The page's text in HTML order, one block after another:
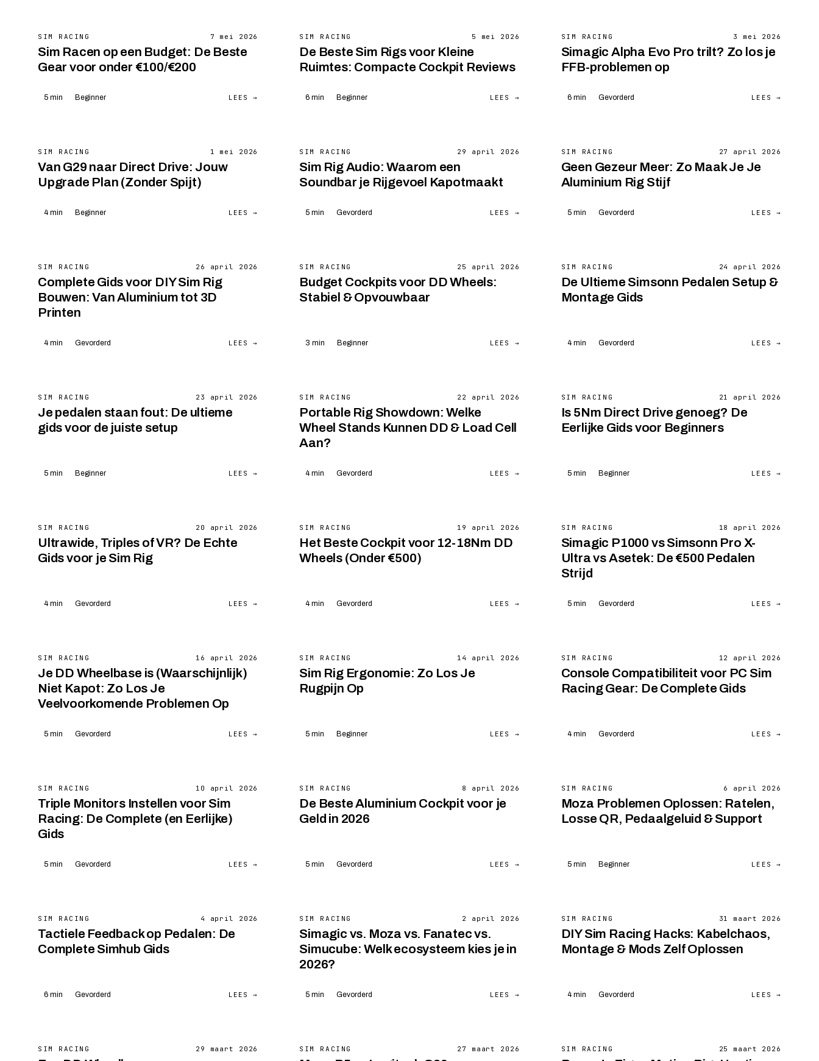
SIM RACING 7 mei 2026
Sim Racen op een Budget: De Beste
Gear voor onder €100/€200
5 min Beginner LEES →
SIM RACING 5 mei 2026
De Beste Sim Rigs voor Kleine
Ruimtes: Compacte Cockpit Reviews
6 min Beginner LEES →
SIM RACING 3 mei 2026
Simagic Alpha Evo Pro trilt? Zo los je
FFB-problemen op
6 min Gevorderd LEES →
SIM RACING 1 mei 2026
Van G29 naar Direct Drive: Jouw
Upgrade Plan (Zonder Spijt)
4 min Beginner LEES →
SIM RACING 29 april 2026
Sim Rig Audio: Waarom een
Soundbar je Rijgevoel Kapotmaakt
5 min Gevorderd LEES →
SIM RACING 27 april 2026
Geen Gezeur Meer: Zo Maak Je Je
Aluminium Rig Stijf
5 min Gevorderd LEES →
SIM RACING 26 april 2026
Complete Gids voor DIY Sim Rig
Bouwen: Van Aluminium tot 3D
Printen
4 min Gevorderd LEES →
SIM RACING 25 april 2026
Budget Cockpits voor DD Wheels:
Stabiel & Opvouwbaar
3 min Beginner LEES →
SIM RACING 24 april 2026
De Ultieme Simsonn Pedalen Setup &
Montage Gids
4 min Gevorderd LEES →
SIM RACING 23 april 2026
Je pedalen staan fout: De ultieme
gids voor de juiste setup
5 min Beginner LEES →
SIM RACING 22 april 2026
Portable Rig Showdown: Welke
Wheel Stands Kunnen DD & Load Cell
Aan?
4 min Gevorderd LEES →
SIM RACING 21 april 2026
Is 5Nm Direct Drive genoeg? De
Eerlijke Gids voor Beginners
5 min Beginner LEES →
SIM RACING 20 april 2026
Ultrawide, Triples of VR? De Echte
Gids voor je Sim Rig
4 min Gevorderd LEES →
SIM RACING 19 april 2026
Het Beste Cockpit voor 12-18Nm DD
Wheels (Onder €500)
4 min Gevorderd LEES →
SIM RACING 18 april 2026
Simagic P1000 vs Simsonn Pro X-
Ultra vs Asetek: De €500 Pedalen
Strijd
5 min Gevorderd LEES →
SIM RACING 16 april 2026
Je DD Wheelbase is (Waarschijnlijk)
Niet Kapot: Zo Los Je
Veelvoorkomende Problemen Op
5 min Gevorderd LEES →
SIM RACING 14 april 2026
Sim Rig Ergonomie: Zo Los Je
Rugpijn Op
5 min Beginner LEES →
SIM RACING 12 april 2026
Console Compatibiliteit voor PC Sim
Racing Gear: De Complete Gids
4 min Gevorderd LEES →
SIM RACING 10 april 2026
Triple Monitors Instellen voor Sim
Racing: De Complete (en Eerlijke)
Gids
5 min Gevorderd LEES →
SIM RACING 8 april 2026
De Beste Aluminium Cockpit voor je
Geld in 2026
5 min Gevorderd LEES →
SIM RACING 6 april 2026
Moza Problemen Oplossen: Ratelen,
Losse QR, Pedaalgeluid & Support
5 min Beginner LEES →
SIM RACING 4 april 2026
Tactiele Feedback op Pedalen: De
Complete Simhub Gids
6 min Gevorderd LEES →
SIM RACING 2 april 2026
Simagic vs. Moza vs. Fanatec vs.
Simucube: Welk ecosysteem kies je in
2026?
5 min Gevorderd LEES →
SIM RACING 31 maart 2026
DIY Sim Racing Hacks: Kabelchaos,
Montage & Mods Zelf Oplossen
4 min Gevorderd LEES →
SIM RACING 29 maart 2026 SIM RACING 27 maart 2026 SIM RACING 25 maart 2026